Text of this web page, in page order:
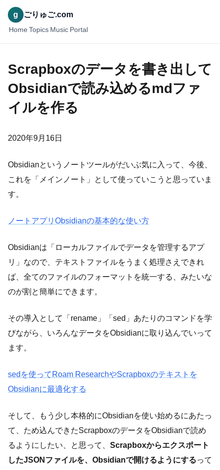
g ごりゅご.com
Home Topics Music Portal
Scrapboxのデータを書き出して
Obsidianで読み込めるmdファ
イルを作る
2020年9月16日
Obsidianというノートツールがだいぶ気に入って、今後、
これを「メインノート」として使っていこうと思っていま
す。
ノートアプリObsidianの基本的な使い方
Obsidianは「ローカルファイルでデータを管理するアプ
リ」なので、テキストファイルをうまく処理さえできれ
ば、全てのファイルのフォーマットを統一する、みたいな
のが割と簡単にできます。
その導入として「rename」「sed」あたりのコマンドを学
びながら、いろんなデータをObsidianに取り込んでいって
ます。
sedを使ってRoam ResearchやScrapboxのテキストを
Obsidianに最適化する
そして、もう少し本格的にObsidianを使い始めるにあたっ
て、ため込んできたScrapboxのデータをObsidianで読め
るようにしたい、と思って、 Scrapboxからエクスポート
したJSONファイルを、Obsidianで開けるようにするって